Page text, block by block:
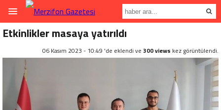
Etkinlikler masaya yatırıldı
06 Kasım 2023 - 10:49 'de eklendi ve 300 views kez görüntülendi.